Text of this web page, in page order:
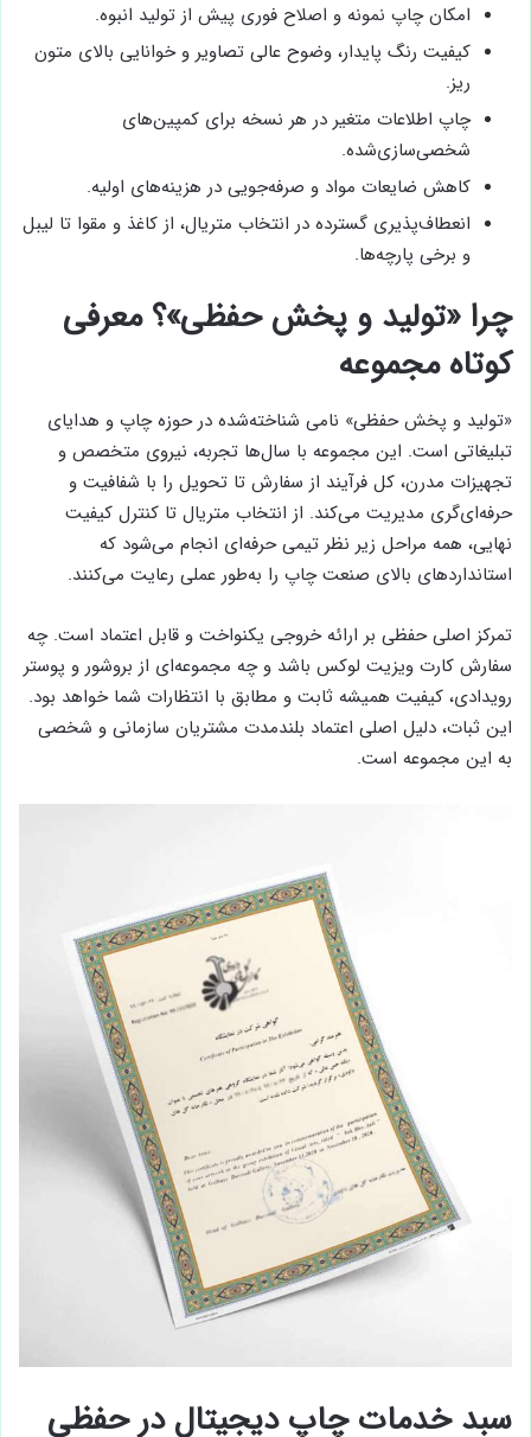
امکان چاپ نمونه و اصلاح فوری پیش از تولید انبوه.
کیفیت رنگ پایدار، وضوح عالی تصاویر و خوانایی بالای متون
ریز.
چاپ اطلاعات متغیر در هر نسخه برای کمپین‌های
شخصی‌سازی‌شده.
کاهش ضایعات مواد و صرفه‌جویی در هزینه‌های اولیه.
انعطاف‌پذیری گسترده در انتخاب متریال، از کاغذ و مقوا تا لیبل
و برخی پارچه‌ها.
چرا «تولید و پخش حفظی»؟ معرفی
کوتاه مجموعه
«تولید و پخش حفظی» نامی شناخته‌شده در حوزه چاپ و هدایای
تبلیغاتی است. این مجموعه با سال‌ها تجربه، نیروی متخصص و
تجهیزات مدرن، کل فرآیند از سفارش تا تحویل را با شفافیت و
حرفه‌ای‌گری مدیریت می‌کند. از انتخاب متریال تا کنترل کیفیت
نهایی، همه مراحل زیر نظر تیمی حرفه‌ای انجام می‌شود که
استانداردهای بالای صنعت چاپ را به‌طور عملی رعایت می‌کنند.
تمرکز اصلی حفظی بر ارائه خروجی یکنواخت و قابل اعتماد است. چه
سفارش کارت ویزیت لوکس باشد و چه مجموعه‌ای از بروشور و پوستر
رویدادی، کیفیت همیشه ثابت و مطابق با انتظارات شما خواهد بود.
این ثبات، دلیل اصلی اعتماد بلندمدت مشتریان سازمانی و شخصی
به این مجموعه است.
سبد خدمات چاپ دیجیتال در حفظی